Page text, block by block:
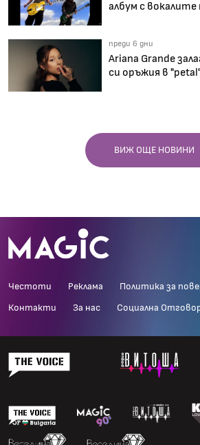
албум с вокалите
преди 6 дни
Ariana Grande
си оръжия в
ВИЖ ОЩЕ НОВИНИ
Честоти Реклама Политика за
Контакти За нас Социална